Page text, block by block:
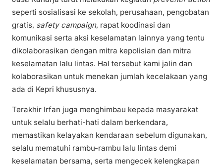
seperti sosialisasi ke sekolah, perusahaan, pengobatan
gratis, safety campaign, rapat koodinasi dan
komunikasi serta aksi keselamatan lainnya yang tentu
dikolaborasikan dengan mitra kepolisian dan mitra
keselamatan lalu lintas. Hal tersebut kami jalin dan
kolaborasikan untuk menekan jumlah kecelakaan yang
ada di Kepri khususnya.
Terakhir Irfan juga menghimbau kepada masyarakat
untuk selalu berhati-hati dalam berkendara,
memastikan kelayakan kendaraan sebelum digunakan,
selalu mematuhi rambu-rambu lalu lintas demi
keselamatan bersama, serta mengecek kelengkapan